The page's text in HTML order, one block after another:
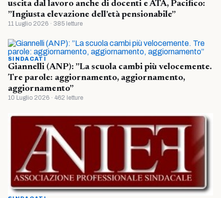
uscita dal lavoro anche di docenti e ATA, Pacifico:
”Ingiusta elevazione dell’età pensionabile”
11 Luglio 2026 · 385 letture
SINDACATI
Giannelli (ANP): ”La scuola cambi più velocemente.
Tre parole: aggiornamento, aggiornamento,
aggiornamento”
10 Luglio 2026 · 462 letture